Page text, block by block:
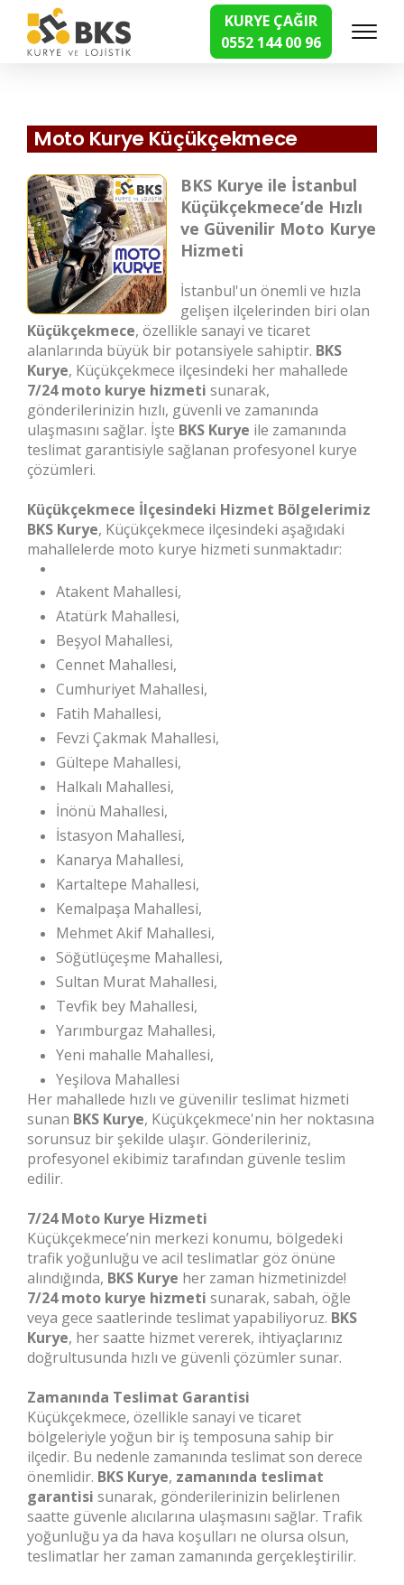
KURYE ÇAĞIR
0552 144 00 96
Hızlı Kurye Hizmetleri
Moto Kurye Küçükçekmece
BKS Kurye ile İstanbul
Küçükçekmece’de Hızlı
ve Güvenilir Moto Kurye
Hizmeti
İstanbul'un önemli ve hızla
gelişen ilçelerinden biri olan
Küçükçekmece, özellikle sanayi ve ticaret
alanlarında büyük bir potansiyele sahiptir. BKS
Kurye, Küçükçekmece ilçesindeki her mahallede
7/24 moto kurye hizmeti sunarak,
gönderilerinizin hızlı, güvenli ve zamanında
ulaşmasını sağlar. İşte BKS Kurye ile zamanında
teslimat garantisiyle sağlanan profesyonel kurye
çözümleri.
Küçükçekmece İlçesindeki Hizmet Bölgelerimiz
BKS Kurye, Küçükçekmece ilçesindeki aşağıdaki
mahallelerde moto kurye hizmeti sunmaktadır:
Atakent Mahallesi,
Atatürk Mahallesi,
Beşyol Mahallesi,
Cennet Mahallesi,
Cumhuriyet Mahallesi,
Fatih Mahallesi,
Fevzi Çakmak Mahallesi,
Gültepe Mahallesi,
Halkalı Mahallesi,
İnönü Mahallesi,
İstasyon Mahallesi,
Kanarya Mahallesi,
Kartaltepe Mahallesi,
Kemalpaşa Mahallesi,
Mehmet Akif Mahallesi,
Söğütlüçeşme Mahallesi,
Sultan Murat Mahallesi,
Tevfik bey Mahallesi,
Yarımburgaz Mahallesi,
Yeni mahalle Mahallesi,
Yeşilova Mahallesi
Her mahallede hızlı ve güvenilir teslimat hizmeti
sunan BKS Kurye, Küçükçekmece'nin her noktasına
sorunsuz bir şekilde ulaşır. Gönderileriniz,
profesyonel ekibimiz tarafından güvenle teslim
edilir.
7/24 Moto Kurye Hizmeti
Küçükçekmece’nin merkezi konumu, bölgedeki
trafik yoğunluğu ve acil teslimatlar göz önüne
alındığında, BKS Kurye her zaman hizmetinizde!
7/24 moto kurye hizmeti sunarak, sabah, öğle
veya gece saatlerinde teslimat yapabiliyoruz. BKS
Kurye, her saatte hizmet vererek, ihtiyaçlarınız
doğrultusunda hızlı ve güvenli çözümler sunar.
Zamanında Teslimat Garantisi
Küçükçekmece, özellikle sanayi ve ticaret
bölgeleriyle yoğun bir iş temposuna sahip bir
ilçedir. Bu nedenle zamanında teslimat son derece
önemlidir. BKS Kurye, zamanında teslimat
garantisi sunarak, gönderilerinizin belirlenen
saatte güvenle alıcılarına ulaşmasını sağlar. Trafik
yoğunluğu ya da hava koşulları ne olursa olsun,
teslimatlar her zaman zamanında gerçekleştirilir.